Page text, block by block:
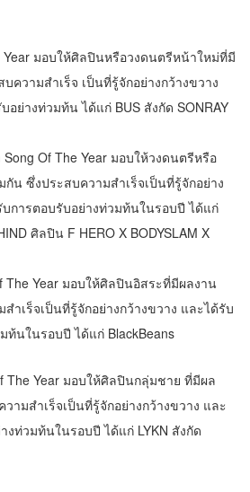
Year มอบให้ศิลปินหรือวงดนตรีหน้าใหม่ที่มี
ความสำเร็จ เป็นที่รู้จักอย่างกว้างขวาง
อย่างท่วมท้น ได้แก่ BUS สังกัด SONRAY
Song Of The Year มอบให้วงดนตรีหรือ
น ซึ่งประสบความสำเร็จเป็นที่รู้จักอย่าง
บการตอบรับอย่างท่วมท้นในรอบปี ได้แก่
ศิลปิน F HERO X BODYSLAM X
The Year มอบให้ศิลปินอิสระที่มีผลงาน
ำเร็จเป็นที่รู้จักอย่างกว้างขวาง และได้รับ
ท้นในรอบปี ได้แก่ BlackBeans
The Year มอบให้ศิลปินกลุ่มชาย ที่มีผล
ามสำเร็จเป็นที่รู้จักอย่างกว้างขวาง และ
งท่วมท้นในรอบปี ได้แก่ LYKN สังกัด